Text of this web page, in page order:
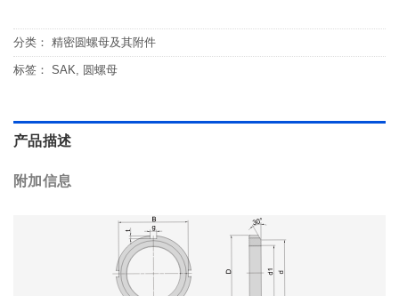
分类： 精密圆螺母及其附件
标签： SAK 圆螺母
产品描述
附加信息